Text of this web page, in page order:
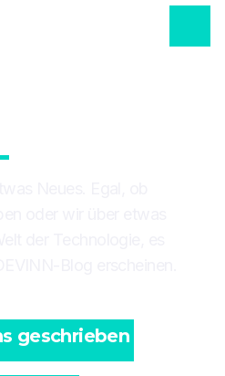
geschrieben